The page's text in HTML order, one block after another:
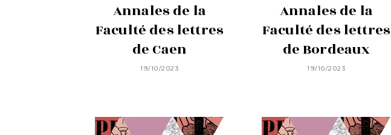
Annales de la
Faculté des lettres
de Caen
19/10/2023
Annales de la
Faculté des lettres
de Bordeaux
19/10/2023